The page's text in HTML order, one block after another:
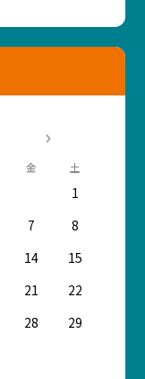
金 土
1
7
8
14
15
21
22
28
29